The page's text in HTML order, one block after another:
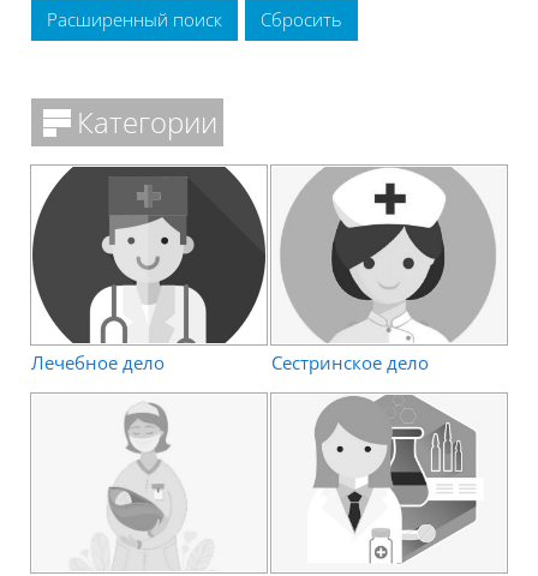
Расширенный поиск
Категории
Лечебное дело Сестринское дело